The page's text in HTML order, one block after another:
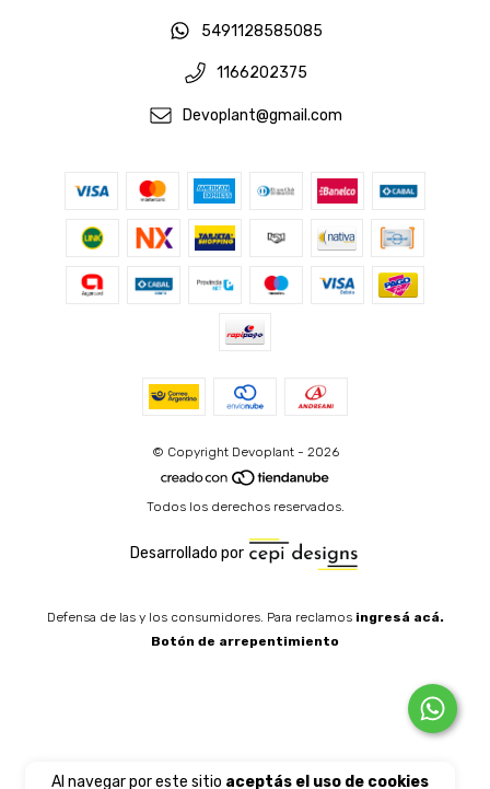
Al navegar por este sitio aceptás el uso de cookies
5491128585085
1166202375
Devoplant@gmail.com
© Copyright Devoplant - 2026
Todos los derechos reservados.
Desarrollado por
Defensa de las y los consumidores. Para reclamos ingresá acá.
Botón de arrepentimiento